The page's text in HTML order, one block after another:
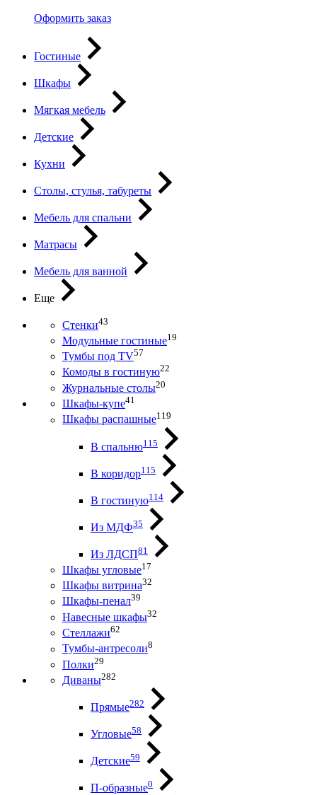
Оформить заказ
Гостиные
Шкафы
Мягкая мебель
Детские
Кухни
Столы, стулья, табуреты
Мебель для спальни
Матрасы
Мебель для ванной
Еще
Стенки43
Модульные гостиные19
Тумбы под ТV57
Комоды в гостиную22
Журнальные столы20
Шкафы-купе41
Шкафы распашные119
В спальню115
В коридор115
В гостиную114
Из МДФ35
Из ЛДСП81
Шкафы угловые17
Шкафы витрина32
Шкафы-пенал39
Навесные шкафы32
Стеллажи62
Тумбы-антресоли8
Полки29
Диваны282
Прямые282
Угловые58
Детские59
П-образные0